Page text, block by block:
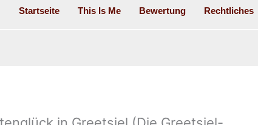
Startseite This Is Me Bewertung Rechtliches